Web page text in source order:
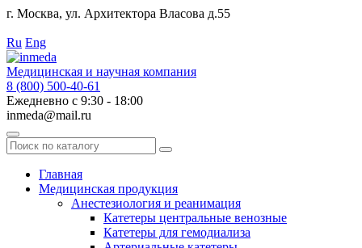
г. Москва, ул. Архитектора Власова д.55
Ru Eng
Медицинская и научная компания
8 (800) 500-40-61
Ежедневно с 9:30 - 18:00
inmeda@mail.ru
Поиск
по
каталогуГлавная
Медицинская продукция
Анестезиология и реанимация
Катетеры центральные венозные
Катетеры для гемодиализа